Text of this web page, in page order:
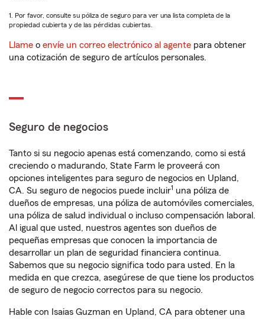
1. Por favor, consulte su póliza de seguro para ver una lista completa de la
propiedad cubierta y de las pérdidas cubiertas.
Llame o envíe un correo electrónico al agente para obtener
una cotización de seguro de artículos personales.
Seguro de negocios
Tanto si su negocio apenas está comenzando, como si está
creciendo o madurando, State Farm le proveerá con
opciones inteligentes para seguro de negocios en Upland,
CA. Su seguro de negocios puede incluir1 una póliza de
dueños de empresas, una póliza de automóviles comerciales,
una póliza de salud individual o incluso compensación laboral.
Al igual que usted, nuestros agentes son dueños de
pequeñas empresas que conocen la importancia de
desarrollar un plan de seguridad financiera continua.
Sabemos que su negocio significa todo para usted. En la
medida en que crezca, asegúrese de que tiene los productos
de seguro de negocio correctos para su negocio.
Hable con Isaias Guzman en Upland, CA para obtener una